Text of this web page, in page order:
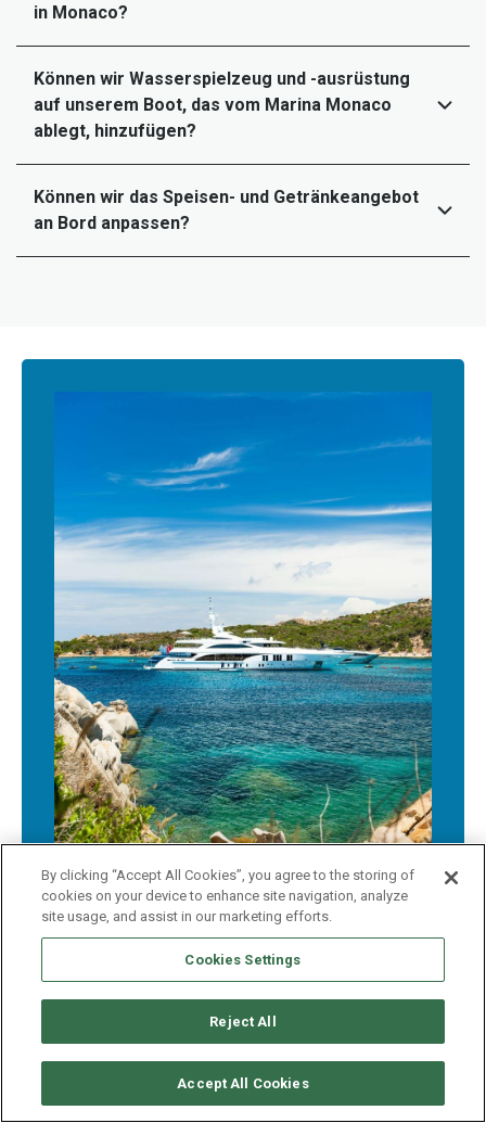
in Monaco?
Können wir Wasserspielzeug und -ausrüstung
auf unserem Boot, das vom Marina Monaco
ablegt, hinzufügen?
Können wir das Speisen- und Getränkeangebot
an Bord anpassen?
FINDEN SIE IHR
NÄCHSTES YACHTZIEL
HIER FINDEN SIE ALLES, WAS SIE WISSEN
READ THE GUIDE
By clicking “Accept All Cookies”, you agree to the storing of
cookies on your device to enhance site navigation, analyze
site usage, and assist in our marketing efforts.
Cookies Settings
Reject All
Accept All Cookies